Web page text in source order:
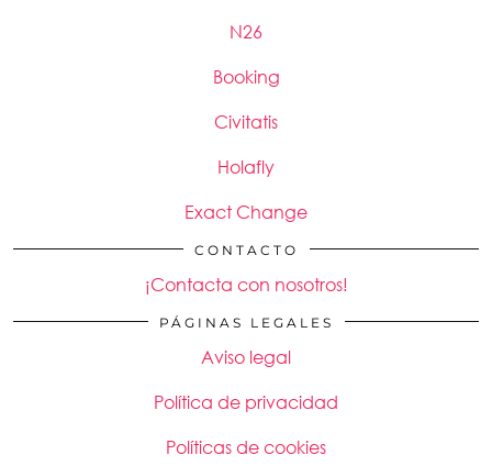
N26
Booking
Civitatis
Holafly
Exact Change
CONTACTO
¡Contacta con nosotros!
PÁGINAS LEGALES
Aviso legal
Política de privacidad
Políticas de cookies